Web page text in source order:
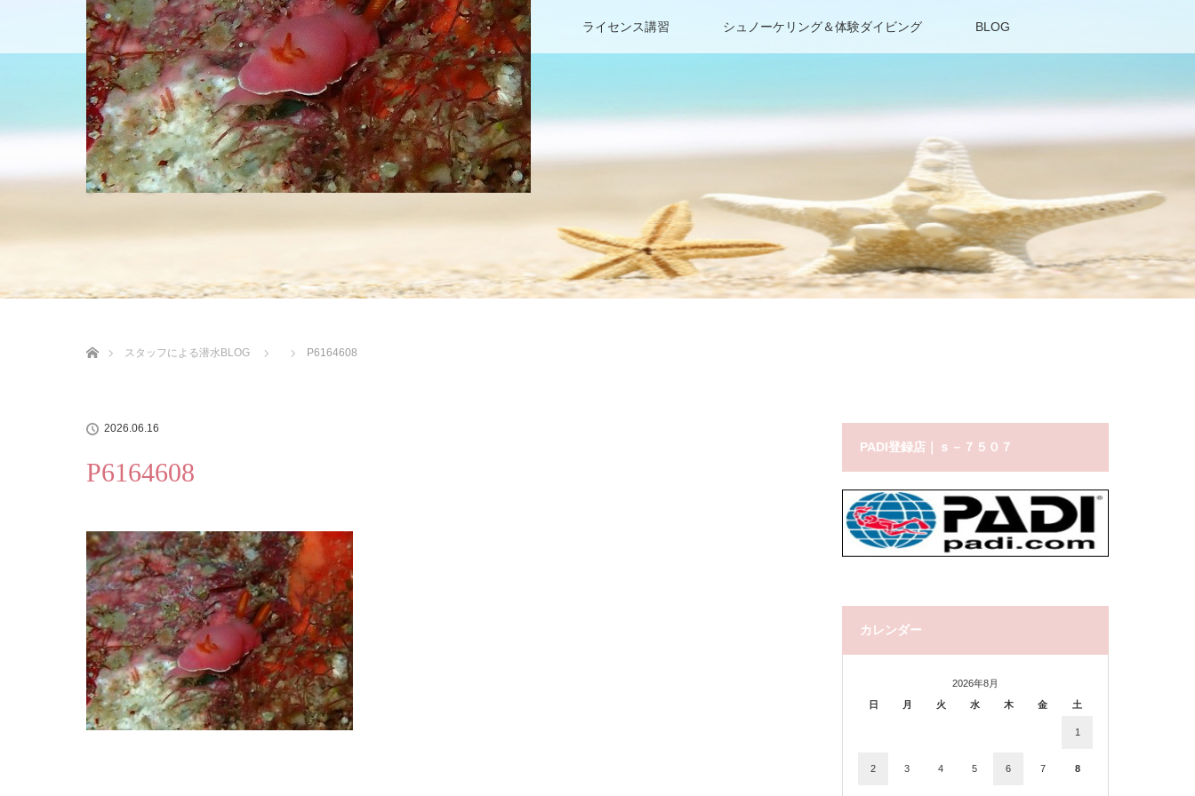
HOME ショップについて ファンダイビング ライセンス講習 シュノーケリング＆体験ダイビング BLOG
沖縄の海 BLOG
スタッフによる潜水BLOG
P6164608
2026.06.16
P6164608
PADI登録店｜ｓ－７５０７
カレンダー
2026年8月
日
月 火 水 木 金 土
1
2 3 4 5 6 7 8